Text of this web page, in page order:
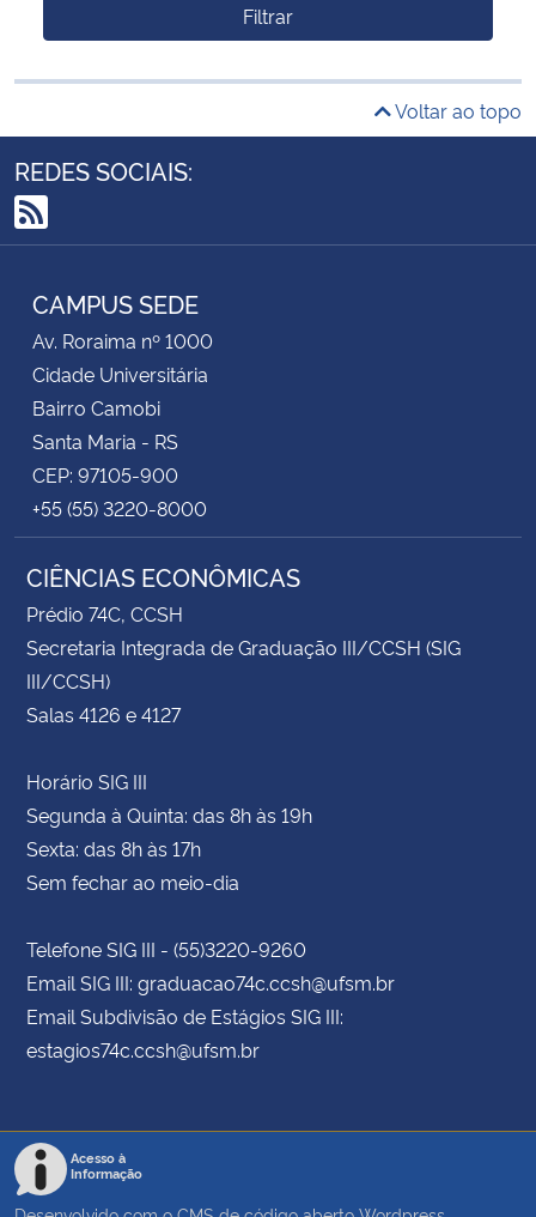
Filtrar
Voltar ao topo
REDES SOCIAIS:
RSS
CAMPUS SEDE
Av. Roraima nº 1000
Cidade Universitária
Bairro Camobi
Santa Maria - RS
CEP: 97105-900
+55 (55) 3220-8000
CIÊNCIAS ECONÔMICAS
Prédio 74C, CCSH
Secretaria Integrada de Graduação III/CCSH (SIG
III/CCSH)
Salas 4126 e 4127
Horário SIG III
Segunda à Quinta: das 8h às 19h
Sexta: das 8h às 17h
Sem fechar ao meio-dia
Telefone SIG III - (55)3220-9260
Email SIG III: graduacao74c.ccsh@ufsm.br
Email Subdivisão de Estágios SIG III:
estagios74c.ccsh@ufsm.br
Acesso à
Informação